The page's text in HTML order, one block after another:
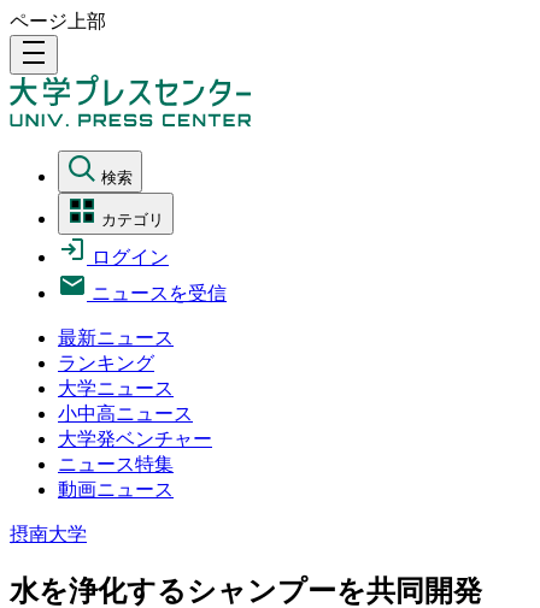
ページ上部
density_medium
検索
カテゴリ
ログイン
ニュースを受信
最新ニュース
ランキング
大学ニュース
小中高ニュース
大学発ベンチャー
ニュース特集
動画ニュース
摂南大学
水を浄化するシャンプーを共同開発